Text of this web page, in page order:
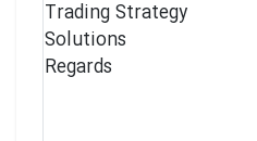
Trading Strategy
Solutions
Regards